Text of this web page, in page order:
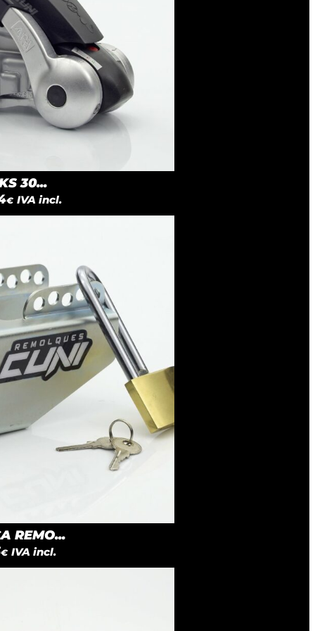
30...
€ IVA incl.
REMO...
€ IVA incl.